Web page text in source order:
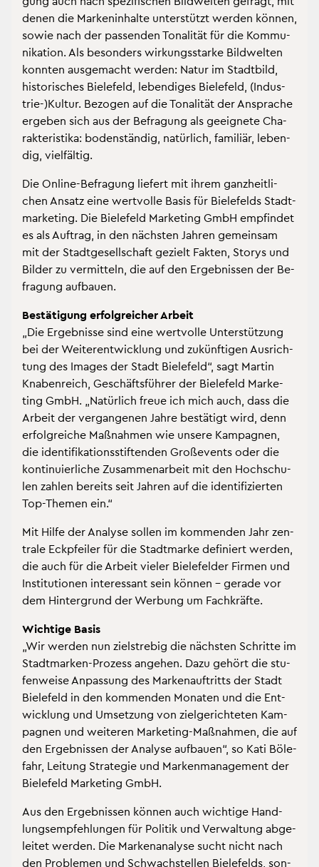
denen die Mar­ken­in­hal­te un­ter­stützt wer­den kön­nen,
sowie nach der pas­sen­den To­na­li­tät für die Kom­mu­
ni­ka­ti­on. Als be­son­ders wir­kungs­star­ke Bild­wel­ten
konn­ten aus­ge­macht wer­den: Natur im Stadt­bild,
his­to­ri­sches Bie­le­feld, le­ben­di­ges Bie­le­feld, (In­dus­
trie-)Kul­tur. Be­zo­gen auf die To­na­li­tät der An­spra­che
er­ge­ben sich aus der Be­fra­gung als ge­eig­ne­te Cha­
rak­te­ris­ti­ka: bo­den­stän­dig, na­tür­lich, fa­mi­li­är, le­ben­
dig, viel­fäl­tig.
Die On­line-Be­fra­gung lie­fert mit ihrem ganz­heit­li­
chen An­satz eine wert­vol­le Basis für Bie­le­felds Stadt­
mar­ke­ting. Die Bie­le­feld Mar­ke­ting GmbH emp­fin­det
es als Auf­trag, in den nächs­ten Jah­ren ge­mein­sam
mit der Stadt­ge­sell­schaft ge­zielt Fak­ten, Sto­rys und
Bil­der zu ver­mit­teln, die auf den Er­geb­nis­sen der Be­
fra­gung auf­bau­en.
Be­stä­ti­gung er­folg­rei­cher Ar­beit
„Die Er­geb­nis­se sind eine wert­vol­le Un­ter­stüt­zung
bei der Wei­ter­ent­wick­lung und zu­künf­ti­gen Aus­rich­
tung des Images der Stadt Bie­le­feld“, sagt Mar­tin
Kna­ben­reich, Ge­schäfts­füh­rer der Bie­le­feld Mar­ke­
ting GmbH. „Na­tür­lich freue ich mich auch, dass die
Ar­beit der ver­gan­ge­nen Jahre be­stä­tigt wird, denn
er­folg­rei­che Maß­nah­men wie un­se­re Kam­pa­gnen,
die iden­ti­fi­ka­ti­ons­stif­ten­den Gro­ße­vents oder die
kon­ti­nu­ier­li­che Zu­sam­men­ar­beit mit den Hoch­schu­
len zah­len be­reits seit Jah­ren auf die iden­ti­fi­zier­ten
Top-The­men ein.“
Mit Hilfe der Ana­ly­se sol­len im kom­men­den Jahr zen­
tra­le Eck­pfei­ler für die Stadt­mar­ke de­fi­niert wer­den,
die auch für die Ar­beit vie­ler Bie­le­fel­der Fir­men und
In­sti­tu­tio­nen in­ter­es­sant sein kön­nen – ge­ra­de vor
dem Hin­ter­grund der Wer­bung um Fach­kräf­te.
Wich­ti­ge Basis
„Wir wer­den nun ziel­stre­big die nächs­ten Schrit­te im
Stadt­mar­ken-Pro­zess an­ge­hen. Dazu ge­hört die stu­
fen­wei­se An­pas­sung des Mar­ken­auf­tritts der Stadt
Bie­le­feld in den kom­men­den Mo­na­ten und die Ent­
wick­lung und Um­set­zung von ziel­ge­rich­te­ten Kam­
pa­gnen und wei­te­ren Mar­ke­ting-Maß­nah­men, die auf
den Er­geb­nis­sen der Ana­ly­se auf­bau­en“, so Kati Böle­
fahr, Lei­tung Stra­te­gie und Mar­ken­ma­nage­ment der
Bie­le­feld Mar­ke­ting GmbH.
Aus den Er­geb­nis­sen kön­nen auch wich­ti­ge Hand­
lungs­emp­feh­lun­gen für Po­li­tik und Ver­wal­tung ab­ge­
lei­tet wer­den. Die Mar­ken­ana­ly­se sucht nicht nach
den Pro­ble­men und Schwach­stel­len Bie­le­felds, son­